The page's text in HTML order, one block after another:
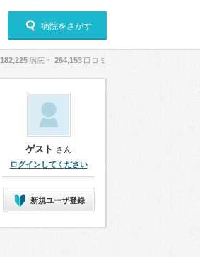
病院をさがす
182,225病院・ 264,153 口コミ
ゲスト さん
ログインしてください
新規ユーザ登録